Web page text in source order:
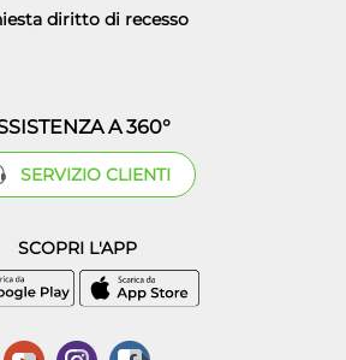
diritto di recesso
A 360°
SERVIZIO CLIENTI
SCOPRI L'APP